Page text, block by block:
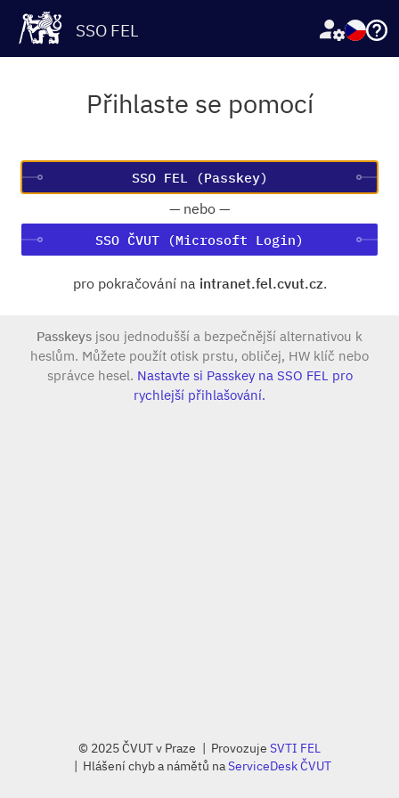
SSO FEL
Přihlaste se pomocí
— nebo —
SSO ČVUT (Microsoft Login)
pro pokračování na intranet.fel.cvut.cz.
Passkeys jsou jednodušší a bezpečnější alternativou k
heslům. Můžete použít otisk prstu, obličej, HW klíč nebo
správce hesel. Nastavte si Passkey na SSO FEL pro
rychlejší přihlašování.
© 2025 ČVUT v Praze ProvozujeSVTI FEL
Hlášení chyb a námětů naServiceDesk ČVUT